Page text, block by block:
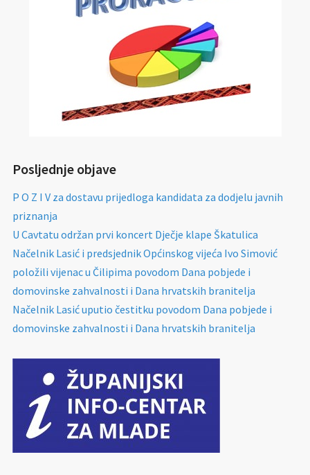
Posljednje objave
P O Z I V za dostavu prijedloga kandidata za dodjelu javnih
priznanja
U Cavtatu održan prvi koncert Dječje klape Škatulica
Načelnik Lasić i predsjednik Općinskog vijeća Ivo Simović
položili vijenac u Čilipima povodom Dana pobjede i
domovinske zahvalnosti i Dana hrvatskih branitelja
Načelnik Lasić uputio čestitku povodom Dana pobjede i
domovinske zahvalnosti i Dana hrvatskih branitelja